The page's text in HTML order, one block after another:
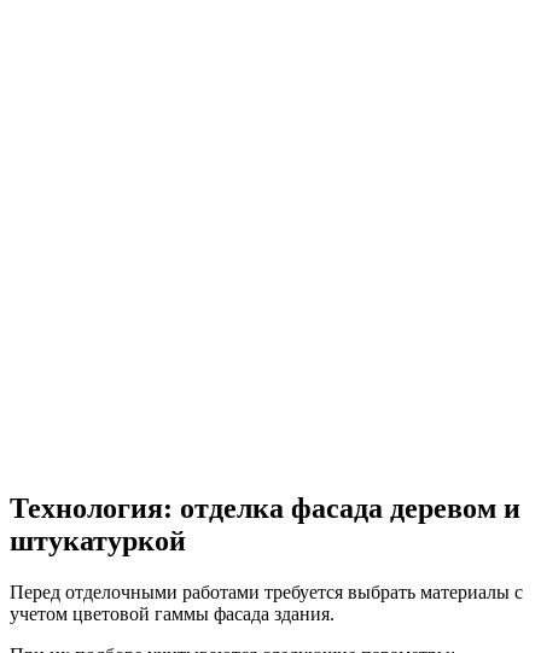
Технология: отделка фасада деревом и
штукатуркой
Перед отделочными работами требуется выбрать материалы с
учетом цветовой гаммы фасада здания.